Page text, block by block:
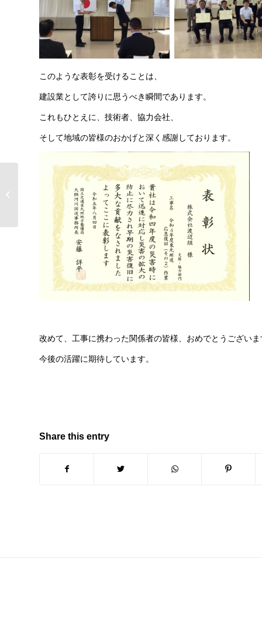
このような表彰を受けることは、
建設業として誇りに思うべき瞬間であります。
これもひとえに、技術者、協力会社、
そして地域の皆様のおかげと深く感謝しております。
改めて、工事に携わった関係者の皆様、おめでとうございま
今後の活躍に期待しています。
Share this entry
おかげ様で７３回目の
創立記念日を迎えまし